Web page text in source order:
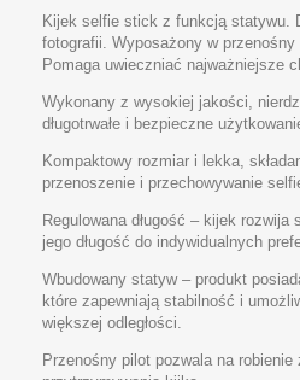
Kijek selfie stick z funkcją statywu.
fotografii. Wyposażony w przenośny
Pomaga uwieczniać najważniejsze
Wykonany z wysokiej jakości,
długotrwałe i bezpieczne
Kompaktowy rozmiar i lekka,
przenoszenie i przechowywanie
Regulowana długość – kijek
jego długość do indywidualnych
Wbudowany statyw – produkt
które zapewniają stabilność i
większej odległości.
Przenośny pilot pozwala na